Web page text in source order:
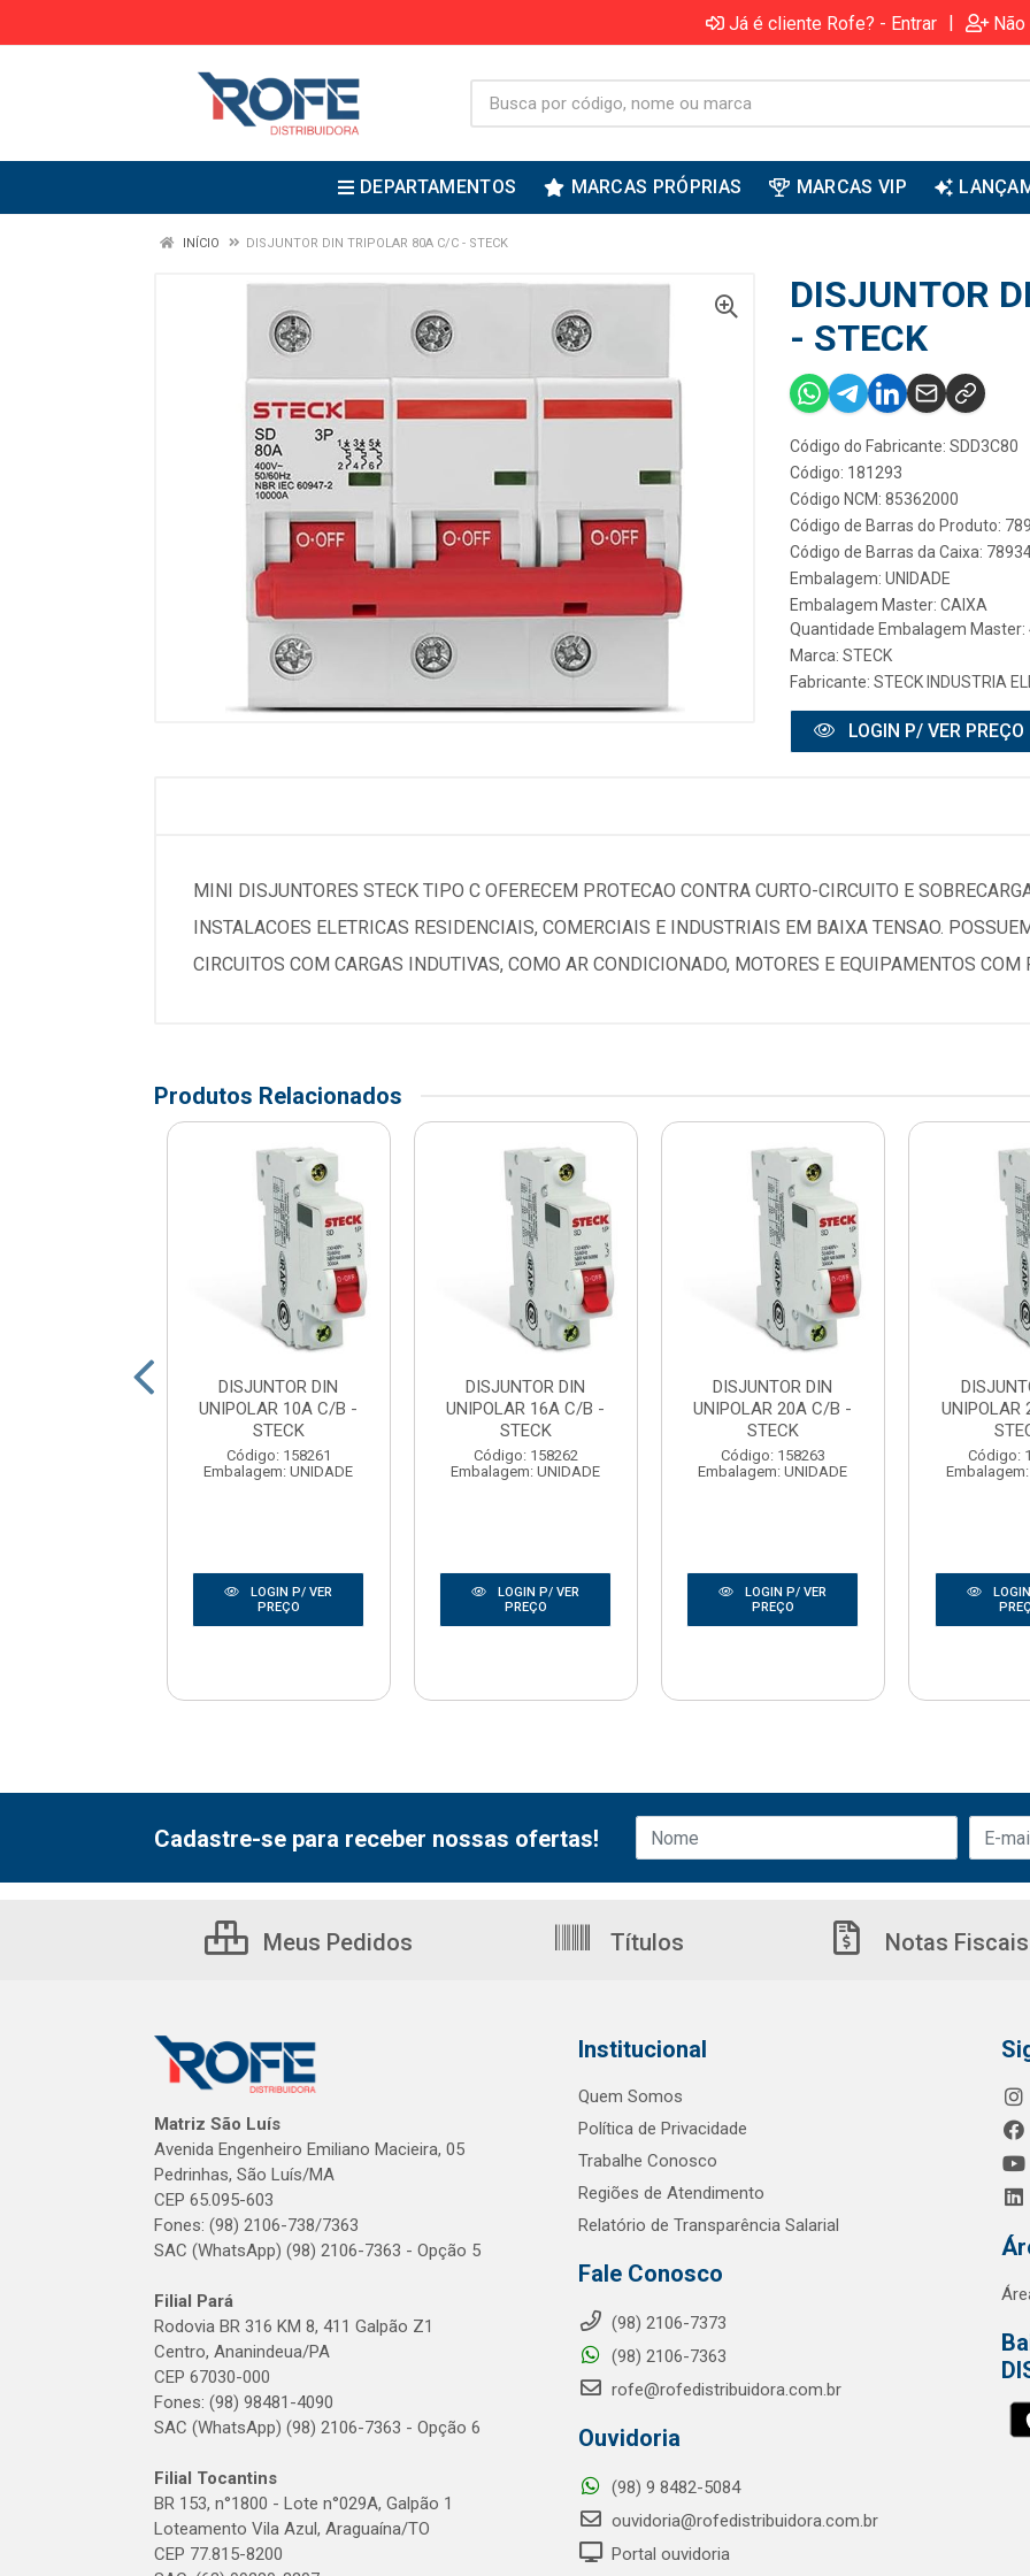
Já é cliente Rofe? - Entrar |
DEPARTAMENTOS MARCAS PRÓPRIAS MARCAS VIP
INÍCIO DISJUNTOR DIN TRIPOLAR 80A C/C - STECK
DISJUNTOR
- STECK
Código do Fabricante: SDD3C80
Código: 181293
Código NCM: 85362000
Código de Barras do Produto:
Código de Barras da Caixa:
Embalagem: UNIDADE
Embalagem Master: CAIXA
Quantidade Embalagem Master:
Marca: STECK
Fabricante: STECK INDUSTRIA
LOGIN P/ VER PREÇO
MINI DISJUNTORES STECK TIPO C OFERECEM PROTECAO CONTRA CURTO-CIRCUITO E
INSTALACOES ELETRICAS RESIDENCIAIS, COMERCIAIS E INDUSTRIAIS EM BAIXA TENSAO.
CIRCUITOS COM CARGAS INDUTIVAS, COMO AR CONDICIONADO, MOTORES E EQUIPAMENTOS COM
Produtos Relacionados
DISJUNTOR DIN
UNIPOLAR 10A C/B -
STECK
Código: 158261
Embalagem: UNIDADE
LOGIN P/ VER
PREÇO
DISJUNTOR DIN
UNIPOLAR 16A C/B -
STECK
Código: 158262
Embalagem: UNIDADE
LOGIN P/ VER
PREÇO
DISJUNTOR DIN
UNIPOLAR 20A C/B -
STECK
Código: 158263
Embalagem: UNIDADE
LOGIN P/ VER
PREÇO
UNIPOLAR
Código:
Cadastre-se para receber nossas ofertas!
Meus Pedidos Títulos Notas Fiscais
Matriz São Luís
Avenida Engenheiro Emiliano Macieira, 05
Pedrinhas, São Luís/MA
CEP 65.095-603
Fones: (98) 2106-738/7363
SAC (WhatsApp) (98) 2106-7363 - Opção 5
Filial Pará
Rodovia BR 316 KM 8, 411 Galpão Z1
Centro, Ananindeua/PA
CEP 67030-000
Fones: (98) 98481-4090
SAC (WhatsApp) (98) 2106-7363 - Opção 6
Filial Tocantins
BR 153, n°1800 - Lote n°029A, Galpão 1
Loteamento Vila Azul, Araguaína/TO
CEP 77.815-8200
Institucional
Quem Somos
Política de Privacidade
Trabalhe Conosco
Regiões de Atendimento
Relatório de Transparência Salarial
Fale Conosco
(98) 2106-7373
(98) 2106-7363
rofe@rofedistribuidora.com.br
Ouvidoria
(98) 9 8482-5084
ouvidoria@rofedistribuidora.com.br
Portal ouvidoria